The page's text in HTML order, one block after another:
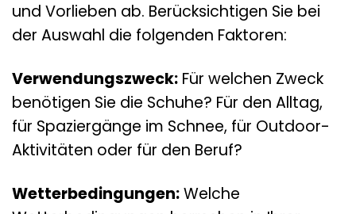
und Vorlieben ab. Berücksichtigen Sie bei
der Auswahl die folgenden Faktoren:
Verwendungszweck: Für welchen Zweck
benötigen Sie die Schuhe? Für den Alltag,
für Spaziergänge im Schnee, für Outdoor-
Aktivitäten oder für den Beruf?
Wetterbedingungen:Welche